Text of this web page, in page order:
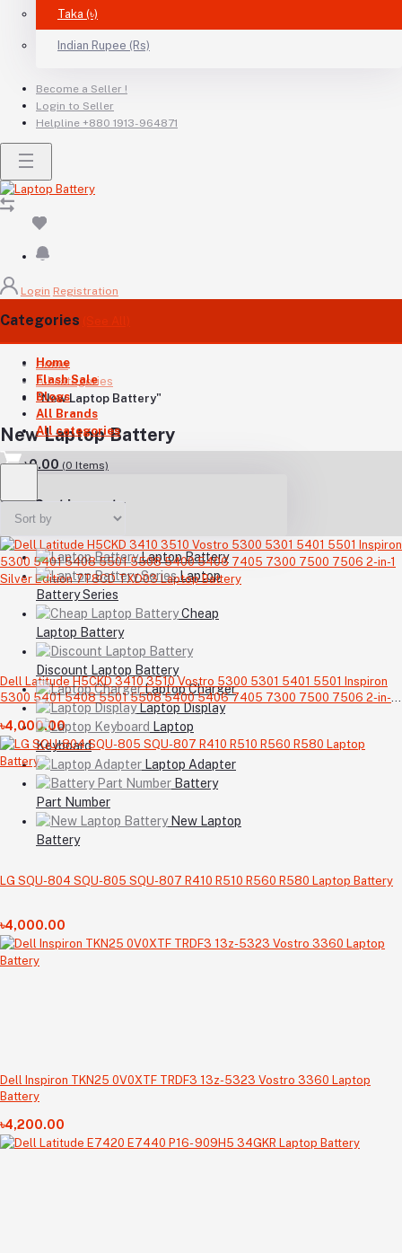
Taka (৳)
Indian Rupee (Rs)
Become a Seller !
Login to Seller
Helpline +880 1913-964871
Login Registration
Categories
Home
Flash Sale
Blogs
All Brands
All categories
৳0.00 (0 Items)
Your Cart is empty
Laptop Battery
Laptop
Battery Series
Cheap
Laptop Battery
Discount Laptop Battery
Laptop Charger
Laptop Display
Laptop
Keyboard
Laptop Adapter
Battery
Part Number
New Laptop
Battery
Home
All categories
"New Laptop Battery"
New Laptop Battery
Dell Latitude H5CKD 3410 3510 Vostro 5300 5301 5401 5501 Inspiron
5300 5401 5408 5501 5508 5400 5406 7405 7300 7500 7506 2-in-1
Silver Edition 7T8CD TXD03 Laptop Battery
৳4,000.00
LG SQU-804 SQU-805 SQU-807 R410 R510 R560 R580 Laptop Battery
৳4,000.00
Dell Inspiron TKN25 0V0XTF TRDF3 13z-5323 Vostro 3360 Laptop
Battery
৳4,200.00